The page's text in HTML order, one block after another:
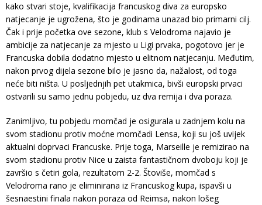
kako stvari stoje, kvalifikacija francuskog diva za europsko
natjecanje je ugrožena, što je godinama unazad bio primarni cilj.
Čak i prije početka ove sezone, klub s Velodroma najavio je
ambicije za natjecanje za mjesto u Ligi prvaka, pogotovo jer je
Francuska dobila dodatno mjesto u elitnom natjecanju. Međutim,
nakon prvog dijela sezone bilo je jasno da, nažalost, od toga
neće biti ništa. U posljednjih pet utakmica, bivši europski prvaci
ostvarili su samo jednu pobjedu, uz dva remija i dva poraza.
Zanimljivo, tu pobjedu momčad je osigurala u zadnjem kolu na
svom stadionu protiv moćne momčadi Lensa, koji su još uvijek
aktualni doprvaci Francuske. Prije toga, Marseille je remizirao na
svom stadionu protiv Nice u zaista fantastičnom dvoboju koji je
završio s četiri gola, rezultatom 2-2. Štoviše, momčad s
Velodroma rano je eliminirana iz Francuskog kupa, ispavši u
šesnaestini finala nakon poraza od Reimsa, nakon lošeg